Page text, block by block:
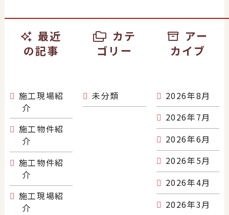
最近
の記事
施工現場紹
介
施工物件紹
介
施工物件紹
介
施工現場紹
介
カテ
ゴリー
未分類
アー
カイブ
2026年8月
2026年7月
2026年6月
2026年5月
2026年4月
2026年3月